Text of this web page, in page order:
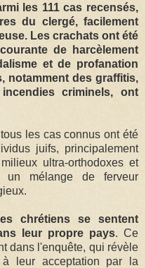
les 111 cas recensés,
du clergé, facilement
Les crachats ont été
de harcèlement
et de profanation
notamment des graffitis,
criminels, ont
les cas connus ont été
juifs, principalement
ultra-orthodoxes et
un mélange de ferveur
chrétiens se sentent
leur propre pays. Ce
dans l'enquête, qui révèle
leur acceptation par la